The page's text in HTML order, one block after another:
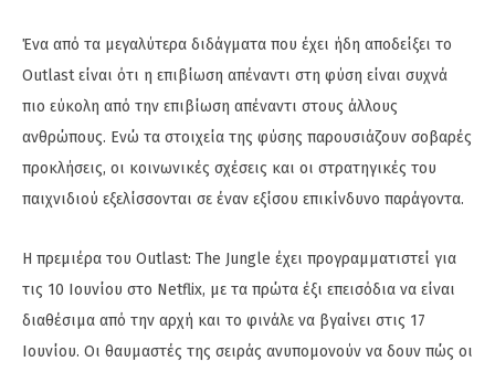
Ένα από τα μεγαλύτερα διδάγματα που έχει ήδη αποδείξει το
Outlast είναι ότι η επιβίωση απέναντι στη φύση είναι συχνά
πιο εύκολη από την επιβίωση απέναντι στους άλλους
ανθρώπους. Ενώ τα στοιχεία της φύσης παρουσιάζουν σοβαρές
προκλήσεις, οι κοινωνικές σχέσεις και οι στρατηγικές του
παιχνιδιού εξελίσσονται σε έναν εξίσου επικίνδυνο παράγοντα.
Η πρεμιέρα του Outlast: The Jungle έχει προγραμματιστεί για
τις 10 Ιουνίου στο Netflix, με τα πρώτα έξι επεισόδια να είναι
διαθέσιμα από την αρχή και το φινάλε να βγαίνει στις 17
Ιουνίου. Οι θαυμαστές της σειράς ανυπομονούν να δουν πώς οι